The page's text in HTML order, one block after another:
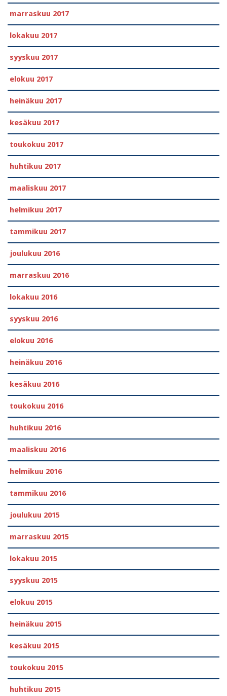
marraskuu 2017
lokakuu 2017
syyskuu 2017
elokuu 2017
heinäkuu 2017
kesäkuu 2017
toukokuu 2017
huhtikuu 2017
maaliskuu 2017
helmikuu 2017
tammikuu 2017
joulukuu 2016
marraskuu 2016
lokakuu 2016
syyskuu 2016
elokuu 2016
heinäkuu 2016
kesäkuu 2016
toukokuu 2016
huhtikuu 2016
maaliskuu 2016
helmikuu 2016
tammikuu 2016
joulukuu 2015
marraskuu 2015
lokakuu 2015
syyskuu 2015
elokuu 2015
heinäkuu 2015
kesäkuu 2015
toukokuu 2015
huhtikuu 2015